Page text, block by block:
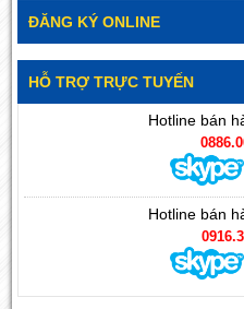
ĐĂNG KÝ ONLINE
HỖ TRỢ TRỰC TUYẾN
Hotline bán
Hotline bán